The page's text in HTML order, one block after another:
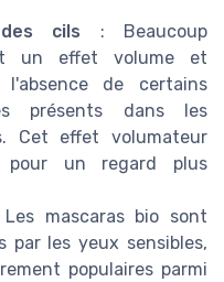
cils : Beaucoup
un effet volume et
l'absence de certains
présents dans les
Cet effet volumateur
pour un regard plus
mascaras bio sont
par les yeux sensibles,
populaires parmi